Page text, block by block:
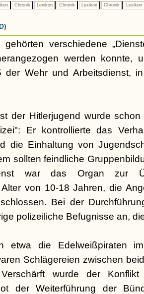
Chronik Lexikon Chronik Lexikon Chronik Lexikon
gehörten verschiedene
werden konnte,
der Wehr und Arbeitsdienst,
der Hitlerjugend wurde
Er kontrollierte das
die Einhaltung von
sollten feindliche
war das Organ zur
von 10-18 Jahren, die
Bei der
polizeiliche Befugnisse an,
etwa die Edelweißpiraten
Schlägereien zwischen
Verschärft wurde der
der Weiterführung der